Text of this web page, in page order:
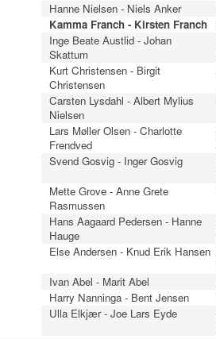
Hanne Nielsen - Niels Anker
Kamma Franch - Kirsten Franch
Inge Beate Austlid - Johan
Skattum
Kurt Christensen - Birgit
Christensen
Carsten Lysdahl - Albert Mylius
Nielsen
Lars Møller Olsen - Charlotte
Frendved
Svend Gosvig - Inger Gosvig
Mette Grove - Anne Grete
Rasmussen
Hans Aagaard Pedersen - Hanne
Hauge
Else Andersen - Knud Erik Hansen
Ivan Abel - Marit Abel
Harry Nanninga - Bent Jensen
Ulla Elkjær - Joe Lars Eyde